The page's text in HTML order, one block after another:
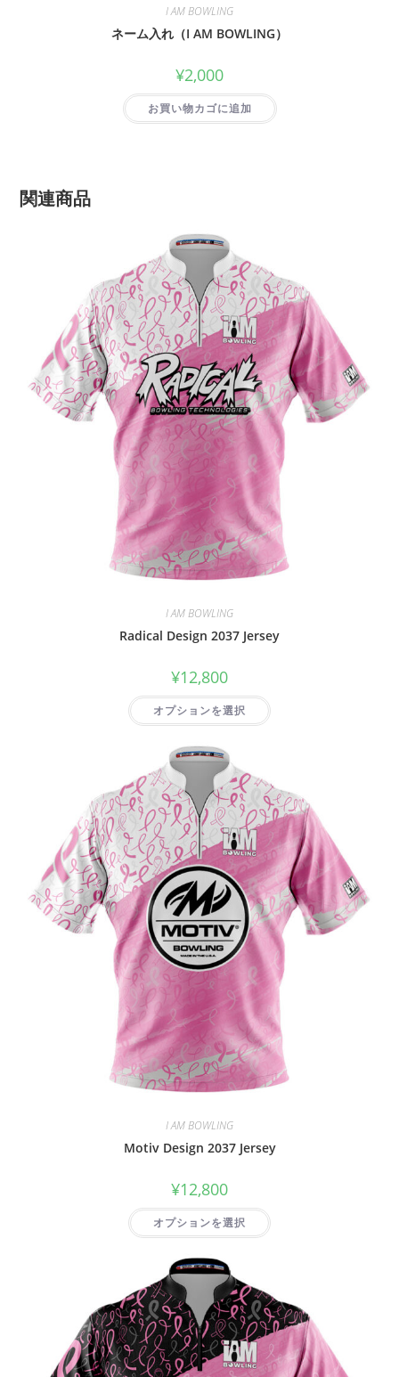
I AM BOWLING
ネーム入れ（I AM BOWLING）
¥2,000
お買い物カゴに追加
関連商品
I AM BOWLING
Radical Design 2037 Jersey
¥12,800
オプションを選択
I AM BOWLING
Motiv Design 2037 Jersey
¥12,800
オプションを選択